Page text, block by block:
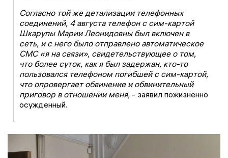
Согласно той же детализации телефонных
соединений, 4 августа телефон с сим-картой
Шкарупы Марии Леонидовны был включен в
сеть, и с него было отправлено автоматическое
СМС «я на связи», свидетельствующее о том,
что более суток, как я был задержан, кто-то
пользовался телефоном погибшей с сим-картой,
что опровергает обвинение и обвинительный
приговор в отношении меня, - заявил пожизненно
осужденный.